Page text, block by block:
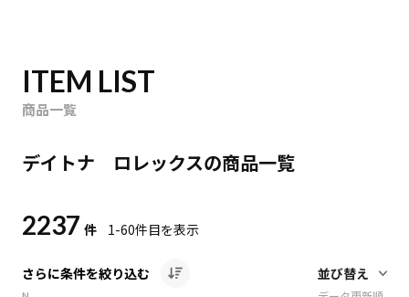
ITEM LIST
商品一覧
デイトナ ロレックスの商品一覧
2237 件 1-60件目を表示
さらに条件を絞り込む